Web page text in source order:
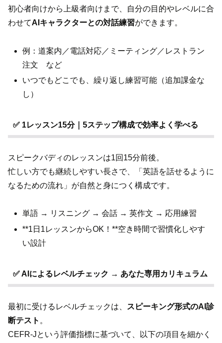
初心者向けから上級者向けまで、自分の目的やレベルに合
わせてAIキャラクターとの対話練習ができます。
例：道案内／電話対応／ミーティング／レストラン
注文 など
いつでもどこでも、繰り返し練習可能（追加課金な
し）
✅ 1レッスン15分｜5ステップ構成で効率よく学べる
スピークバディのレッスンは1回15分前後。
忙しい方でも継続しやすい長さで、「英語を話せるように
なるための流れ」が自然と身につく構成です。
単語 → リスニング → 会話 → 英作文 → 応用練習
**1日1レッスンからOK！**空き時間で習慣化しやす
い設計
✅ AIによるレベルチェック → あなた専用カリキュラム
最初に受けるレベルチェックは、
スピーキング形式のAI診
断テスト 。
CEFR-Jという評価指標に基づいて、以下の項目を細かく